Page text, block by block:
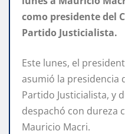
como presidente del
Partido Justicialista.
Este lunes, el
asumió la presidencia
Partido Justicialista, y
despachó con dureza
Mauricio Macri.